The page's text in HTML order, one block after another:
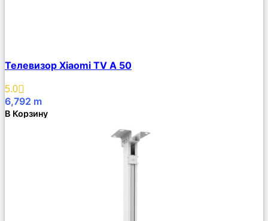
Описание
Избранное
Телевизор Xiaomi TV A 50
5.0
6,792 m
В Корзину